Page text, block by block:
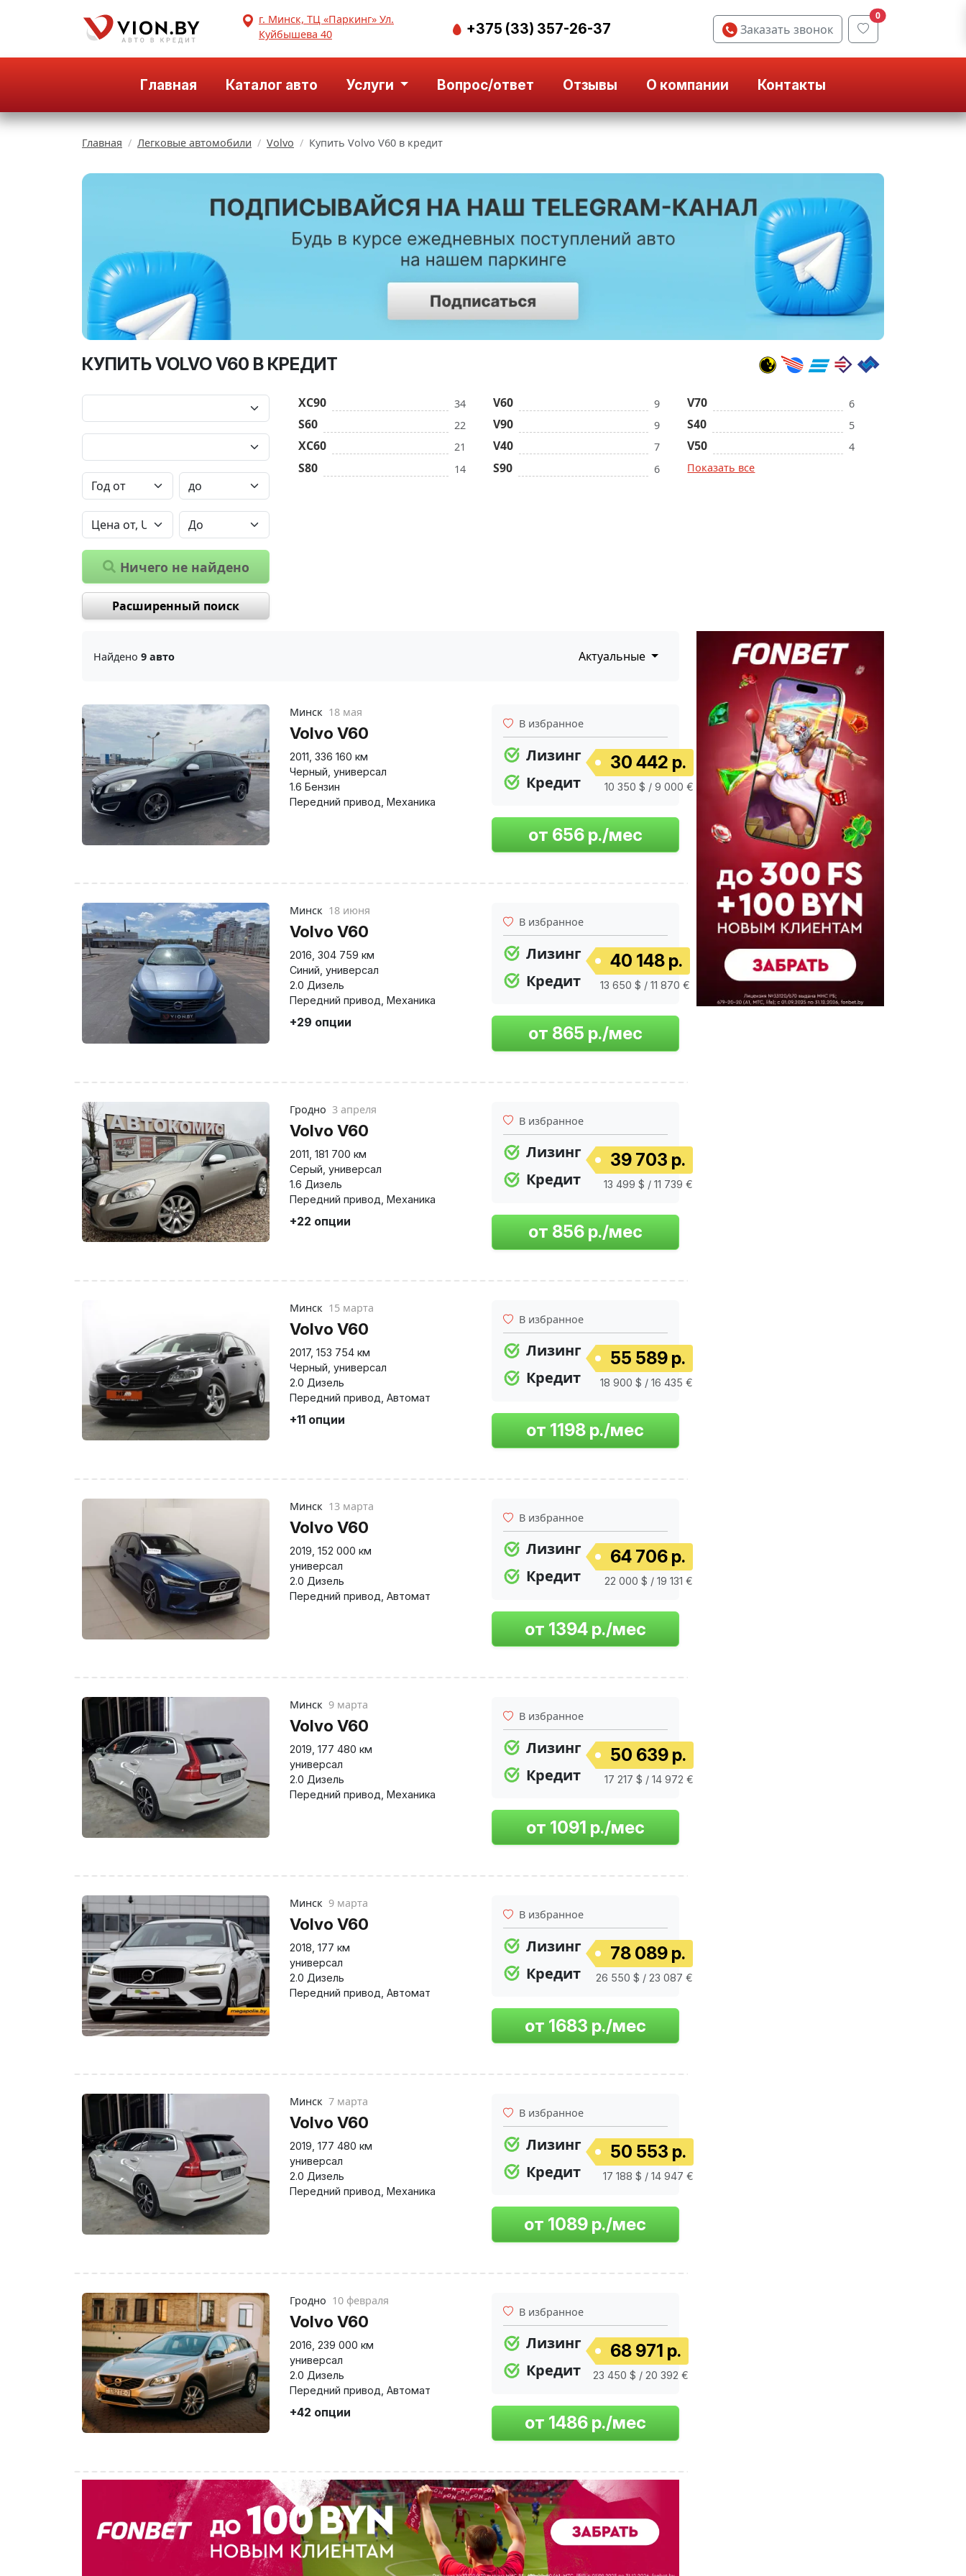
г. Минск, ТЦ «Паркинг» Ул.
Куйбышева 40
+375 (33) 357-26-37 Заказать звонок
0
Главная Каталог авто Услуги Вопрос/ответ Отзывы О компании Контакты
Главная Легковые автомобили Volvo Купить Volvo V60 в кредит
КУПИТЬ VOLVO V60 В КРЕДИТ
Ничего не найдено
Расширенный поиск
XC90 34
S60 22
XC60 21
S80 14
V60 9
V90 9
V40 7
S90 6
V70 6
S40 5
V50
4
Показать все
Найдено 9 авто Актуальные
Минск 18 мая
Volvo V60
2011 336 160 км
Черный универсал
1.6 Бензин
Передний привод Механика
В избранное
Лизинг
Кредит
30 442 р.
10 350 $ / 9 000 €
Минск 18 июня
Volvo V60
2016 304 759 км
Синий универсал
2.0 Дизель
Передний привод Механика
+29 опции
В избранное
Лизинг
Кредит
40 148 р.
13 650 $ / 11 870 €
Гродно 3 апреля
Volvo V60
2011 181 700 км
Серый универсал
1.6 Дизель
Передний привод Механика
+22 опции
В избранное
Лизинг
Кредит
39 703 р.
13 499 $ / 11 739 €
Минск 15 марта
Volvo V60
2017, 153 754 км
Черный универсал
2.0 Дизель
Передний привод Автомат
+11 опции
В избранное
Лизинг
Кредит
55 589 р.
18 900 $ / 16 435 €
Минск 13 марта
Volvo V60
2019 152 000 км
универсал
2.0 Дизель
Передний привод Автомат
В избранное
Лизинг
Кредит
64 706 р.
22 000 $ / 19 131 €
Минск 9 марта
Volvo V60
2019 177 480 км
универсал
2.0 Дизель
Передний привод Механика
В избранное
Лизинг
Кредит
50 639 р.
17 217 $ / 14 972 €
Минск 9 марта
Volvo V60
2018 177 км
универсал
2.0 Дизель
Передний привод Автомат
В избранное
Лизинг
Кредит
78 089 р.
26 550 $ / 23 087 €
Минск 7 марта
Volvo V60
2019, 177 480 км
универсал
2.0 Дизель
Передний привод, Механика
В избранное
Лизинг
Кредит
50 553 р.
17 188 $ / 14 947 €
Гродно 10 февраля
Volvo V60
2016 239 000 км
универсал
2.0 Дизель
Передний привод Автомат
+42 опции
В избранное
Лизинг
Кредит
68 971 р.
23 450 $ / 20 392 €